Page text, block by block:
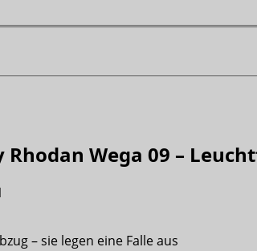
Rhodan Wega 09 –
– sie legen eine Falle aus